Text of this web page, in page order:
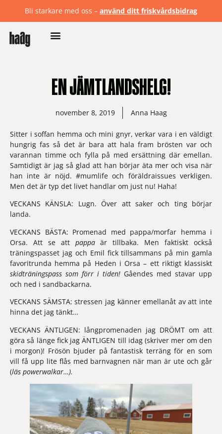
Bli starkare med oss – använd ditt friskvårdsbidrag
EN JÄMTLANDSHELG!
november 8, 2019 Anna Haag
Sitter i soffan hemma och mini gnyr, verkar vara i en väldigt
hungrig fas så det är bara att hala fram brösten var och
varannan timme och fylla på med ersättning där emellan.
Samtidigt är jag så glad att han börjar äta mer och visa när
han inte är nöjd. #mumlife och föräldraissues verkligen.
Men det är typ det livet handlar om just nu! Haha!
VECKANS KÄNSLA: Lugn. Över att saker och ting börjar
landa.
VECKANS BÄSTA: Promenad med pappa/morfar hemma i
Orsa. Att se att pappa är tillbaka. Men faktiskt också
träningspasset jag och Emil fick tillsammans på min gamla
skidträningspass som förr i tiden! Gåendes med stavar upp
och ned i sandbackarna.
VECKANS SÄMSTA: stressen jag känner emellanåt av att inte
hinna det jag tänkt…
VECKANS ÄNTLIGEN: långpromenaden jag DRÖMT om att
göra så länge fick jag ÄNTLIGEN till idag (skriver mer om den
i morgon)! Frösön bjuder på fantastisk terräng för en som
vill få upp lite flås med barnvagnen när man är ute och går
(läs powerwalkar…).